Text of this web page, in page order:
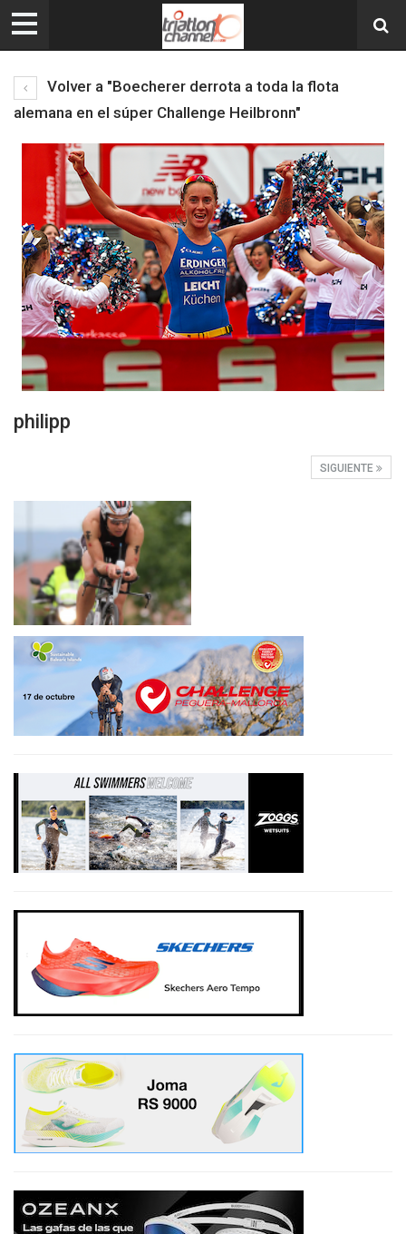
Volver a "Boecherer derrota a toda la flota
alemana en el súper Challenge Heilbronn"
philipp
SIGUIENTE